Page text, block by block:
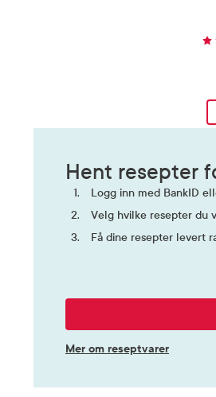
Hent resepter
Logg inn med BankID
Velg hvilke resepter du
Få dine resepter levert
Mer om reseptvarer